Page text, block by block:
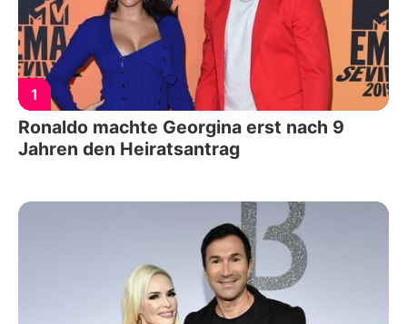
1
Ronaldo machte Georgina erst nach 9
Jahren den Heiratsantrag